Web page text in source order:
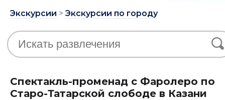
Экскурсии > Экскурсии по городу
Спектакль-променад с Фаролеро по
Старо-Татарской слободе в Казани